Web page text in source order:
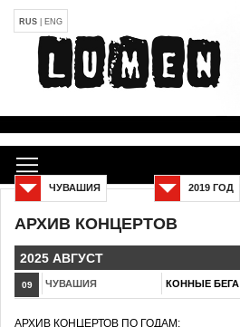
RUS ENG
АРХИВ КОНЦЕРТОВ
2019 ГОД
ЧУВАШИЯ
2025 АВГУСТ
09 ЧУВАШИЯ КОННЫЕ БЕГА
АРХИВ КОНЦЕРТОВ ПО ГОДАМ: